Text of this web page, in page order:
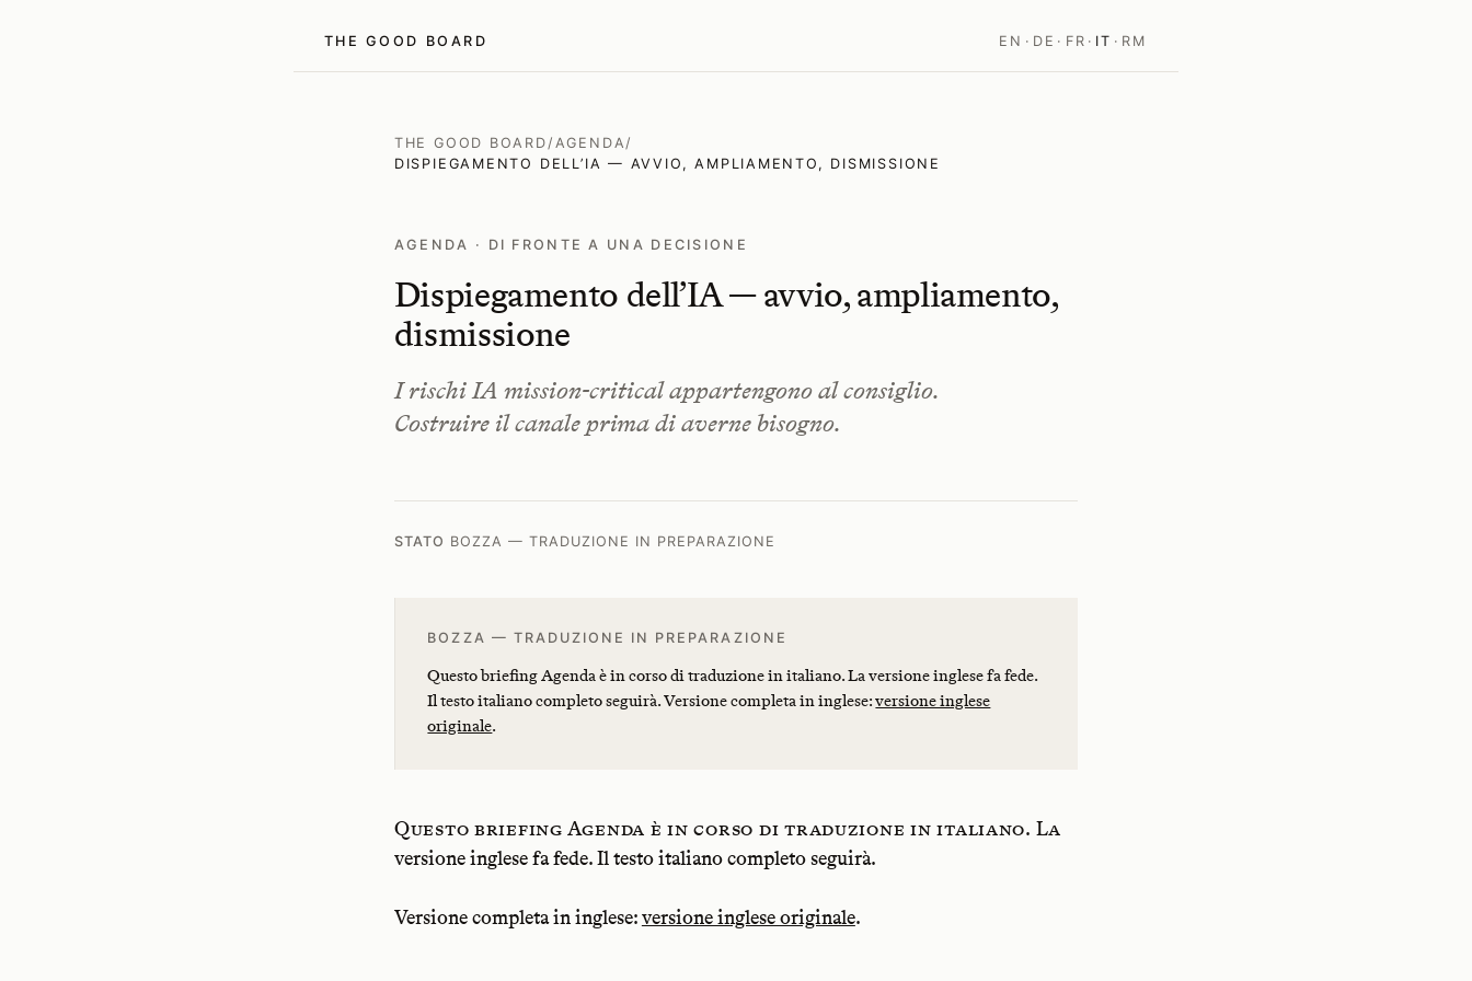
THE GOOD BOARD EN · DE · FR · IT · RM
THE GOOD BOARD / AGENDA /
DISPIEGAMENTO DELL’IA — AVVIO, AMPLIAMENTO, DISMISSIONE
AGENDA · DI FRONTE A UNA DECISIONE
Dispiegamento dell’IA — avvio, ampliamento,
dismissione
I rischi IA mission-critical appartengono al consiglio.
Costruire il canale prima di averne bisogno.
STATO BOZZA — TRADUZIONE IN PREPARAZIONE
BOZZA — TRADUZIONE IN PREPARAZIONE
Questo briefing Agenda è in corso di traduzione in italiano. La versione inglese fa fede.
Il testo italiano completo seguirà. Versione completa in inglese:versione inglese
originale.
Questo briefing Agenda è in corso di traduzione in italiano. La
versione inglese fa fede. Il testo italiano completo seguirà.
Versione completa in inglese:versione inglese originale.